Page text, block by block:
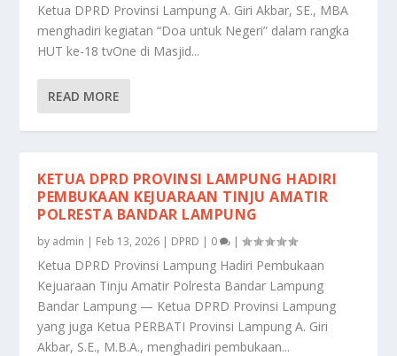
Ketua DPRD Provinsi Lampung A. Giri Akbar, SE., MBA
menghadiri kegiatan “Doa untuk Negeri” dalam rangka
HUT ke-18 tvOne di Masjid...
READ MORE
KETUA DPRD PROVINSI LAMPUNG HADIRI
PEMBUKAAN KEJUARAAN TINJU AMATIR
POLRESTA BANDAR LAMPUNG
by admin | Feb 13, 2026 | DPRD | 0 |
Ketua DPRD Provinsi Lampung Hadiri Pembukaan
Kejuaraan Tinju Amatir Polresta Bandar Lampung
Bandar Lampung — Ketua DPRD Provinsi Lampung
yang juga Ketua PERBATI Provinsi Lampung A. Giri
Akbar, S.E., M.B.A., menghadiri pembukaan...